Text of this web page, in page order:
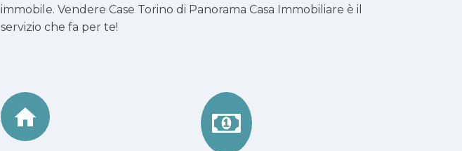
immobile. Vendere Case Torino di Panorama Casa Immobiliare è il
servizio che fa per te!